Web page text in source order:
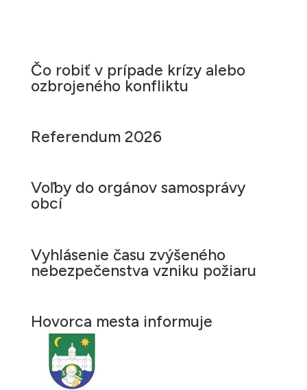
Čo robiť v prípade krízy alebo
ozbrojeného konfliktu
Referendum 2026
Voľby do orgánov samosprávy
obcí
Vyhlásenie času zvýšeného
nebezpečenstva vzniku požiaru
Hovorca mesta informuje